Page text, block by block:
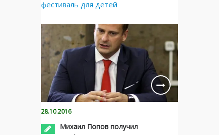
фестиваль для детей
28.10.2016
Михаил Попов получил